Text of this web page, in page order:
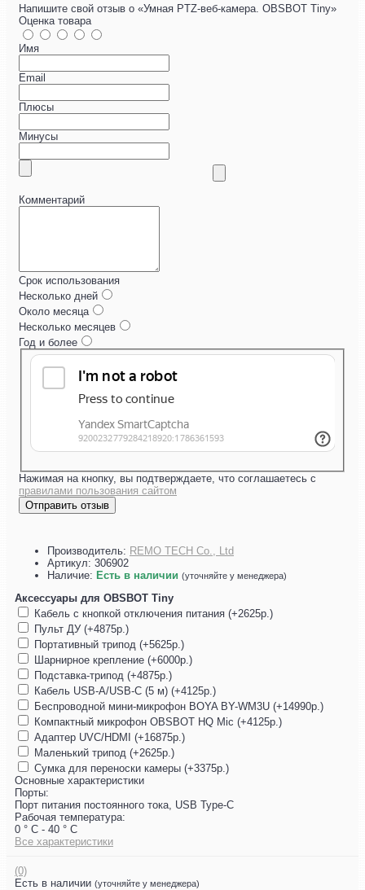
Напишите свой отзыв о «Умная PTZ-веб-камера. OBSBOT Tiny»
Оценка товара
Имя
Email
Плюсы
Минусы
Комментарий
Срок использования
Несколько дней
Около месяца
Несколько месяцев
Год и более
Нажимая на кнопку, вы подтверждаете, что соглашаетесь с
правилами пользования сайтом
Отправить отзыв
Производитель: REMO TECH Co., Ltd
Артикул: 306902
Наличие: Есть в наличии (уточняйте у менеджера)
Аксессуары для OBSBOT Tiny
Кабель с кнопкой отключения питания (+2625р.)
Пульт ДУ (+4875р.)
Портативный трипод (+5625р.)
Шарнирное крепление (+6000р.)
Подставка-трипод (+4875р.)
Кабель USB-A/USB-C (5 м) (+4125р.)
Беспроводной мини-микрофон BOYA BY-WM3U (+14990р.)
Компактный микрофон OBSBOT HQ Mic (+4125р.)
Адаптер UVC/HDMI (+16875р.)
Маленький трипод (+2625р.)
Сумка для переноски камеры (+3375р.)
Основные характеристики
Порты:
Порт питания постоянного тока, USB Type-C
Рабочая температура:
0 ° C - 40 ° C
Все характеристики
(0)
Есть в наличии (уточняйте у менеджера)